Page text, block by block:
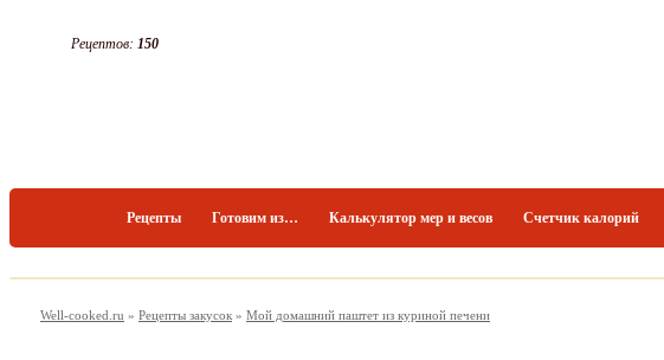
Рецептов: 150
Рецепты Готовим из… Калькулятор мер и весов Счетчик калорий
Well-cooked.ru » Рецепты закусок » Мой домашний паштет из куриной печени